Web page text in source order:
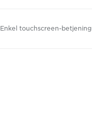
Enkel touchscreen-betjening